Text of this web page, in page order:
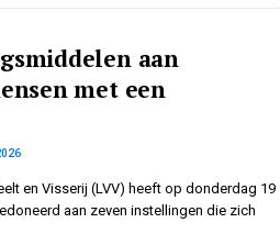
aan
met een
en Visserij (LVV) heeft op donderdag 19
aan zeven instellingen die zich